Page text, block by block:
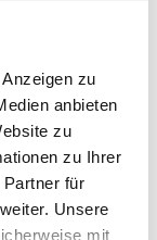
zu
anbieten
zu
zu Ihrer
für
Unsere
mit